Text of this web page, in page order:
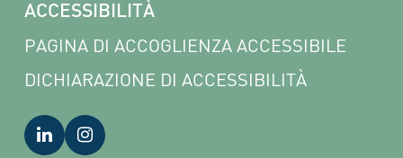
ACCESSIBILITÀ
PAGINA DI ACCOGLIENZA ACCESSIBILE
DICHIARAZIONE DI ACCESSIBILITÀ